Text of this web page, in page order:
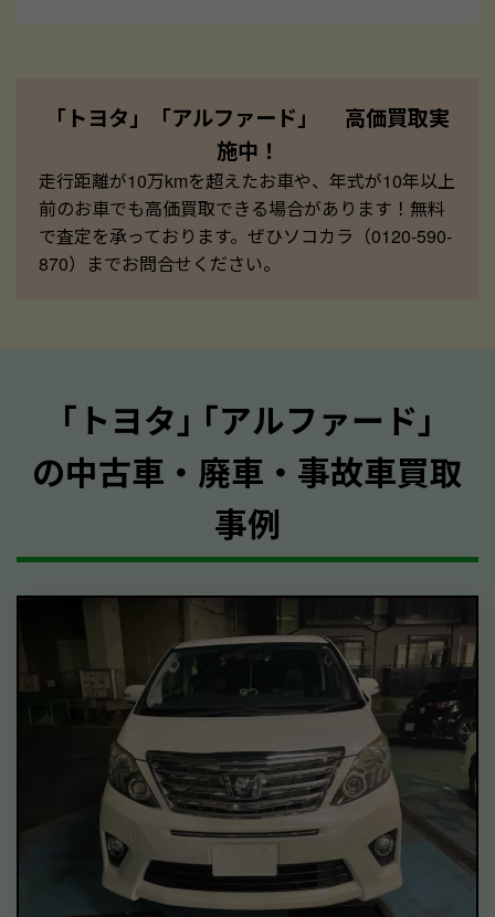
「トヨタ」「アルファード」 高価買取実
施中！
走行距離が10万kmを超えたお車や、年式が10年以上
前のお車でも高価買取できる場合があります！無料
で査定を承っております。ぜひソコカラ（0120-590-
870）までお問合せください。
｢トヨタ｣ ｢アルファード｣
の中古車・廃車・事故車買取
事例